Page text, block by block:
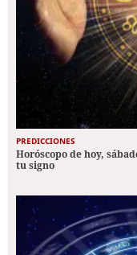
PREDICCIONES
Horóscopo de hoy,
tu signo